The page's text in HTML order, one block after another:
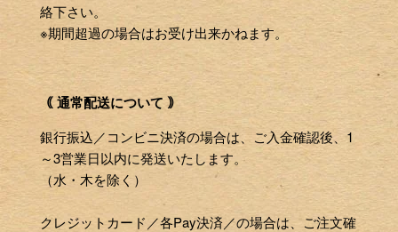
絡下さい。
※期間超過の場合はお受け出来かねます。
｟ 通常配送について ｠
銀行振込／コンビニ決済の場合は、ご入金確認後、1
～3営業日以内に発送いたします。
（水・木を除く）
クレジットカード／各Pay決済／の場合は、ご注文確